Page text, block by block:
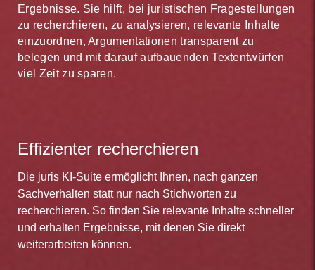
Ergebnisse. Sie hilft, bei juristischen Fragestellungen
zu recherchieren, zu analysieren, relevante Inhalte
einzuordnen, Argumentationen transparent zu
belegen und mit darauf aufbauenden Textentwürfen
viel Zeit zu sparen.
Effizienter recherchieren
Die juris KI-Suite ermöglicht Ihnen, nach ganzen
Sachverhalten statt nur nach Stichworten zu
recherchieren. So finden Sie relevante Inhalte schneller
und erhalten Ergebnisse, mit denen Sie direkt
weiterarbeiten können.